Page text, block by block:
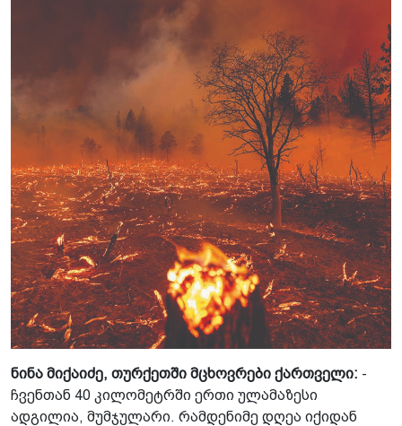
ნინა მიქაიძე, თურქეთში მცხოვრები ქართველი: -
ჩვენთან 40 კილომეტრში ერთი ულამაზესი
ადგილია, მუმჯულარი. რამდენიმე დღეა იქიდან